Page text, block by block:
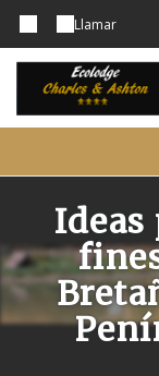
Llamar
Ideas